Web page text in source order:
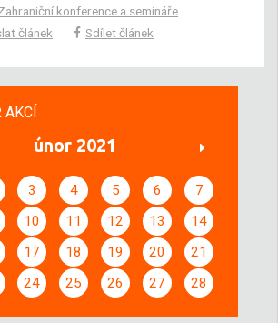
konference a semináře
článek Sdílet článek
AKCÍ
únor 2021
3 4 5 6
7
10 11 12 13
14
17 18 19 20
21
24 25 26 27 28